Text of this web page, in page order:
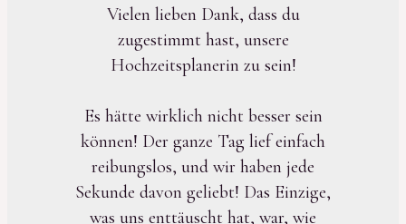
Vielen lieben Dank, dass du
zugestimmt hast, unsere
Hochzeitsplanerin zu sein!
Es hätte wirklich nicht besser sein
können! Der ganze Tag lief einfach
reibungslos, und wir haben jede
Sekunde davon geliebt! Das Einzige,
was uns enttäuscht hat, war, wie